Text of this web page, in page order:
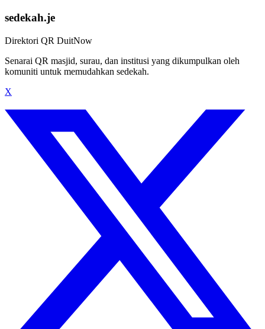
sedekah.je
Direktori QR DuitNow
Senarai QR masjid, surau, dan institusi yang dikumpulkan oleh
komuniti untuk memudahkan sedekah.
X